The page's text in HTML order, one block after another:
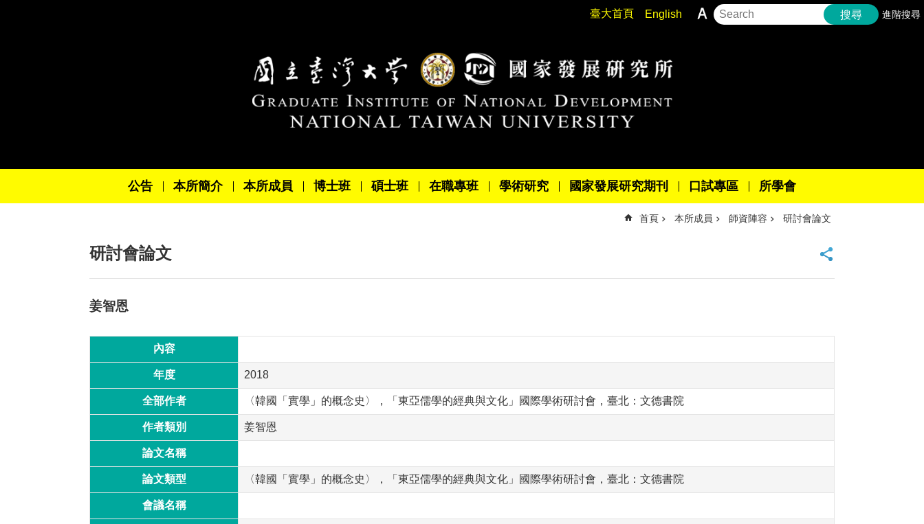
臺大首頁 English 搜尋 進階搜尋
公告 本所簡介 本所成員 博士班 碩士班 在職專班 學術研究 國家發展研究期刊 口試專區 所學會
首頁 本所成員 師資陣容 研討會論文
研討會論文
姜智恩
內容
年度 2018
全部作者 〈韓國「實學」的概念史〉，「東亞儒學的經典與文化」國際學術研討會，臺北：文德書院
作者類別 姜智恩
論文名稱
論文類型 〈韓國「實學」的概念史〉，「東亞儒學的經典與文化」國際學術研討會，臺北：文德書院
會議名稱